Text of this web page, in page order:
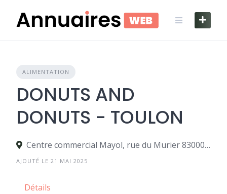
content
ALIMENTATION
DONUTS AND
DONUTS - TOULON
Centre commercial Mayol, rue du Murier 83000 Toulon
AJOUTÉ LE 21 MAI 2025
Détails